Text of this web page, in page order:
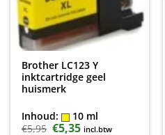
Brother LC123 Y
inktcartridge geel
huismerk
Inhoud:
10 ml
€5,95 Oorspronkelijke
€5,35Huidige
incl.btw